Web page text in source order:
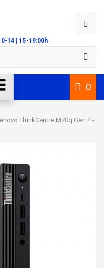
14 | 15-19:00h
0
ThinkCentre M70q Gen 4 -